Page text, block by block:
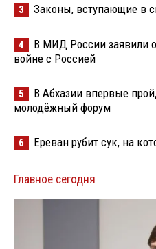
3 Законы, вступающие в
4
В МИД России заявили
войне с Россией
5
В Абхазии впервые
молодёжный форум
6 Ереван рубит сук, на
Главное сегодня